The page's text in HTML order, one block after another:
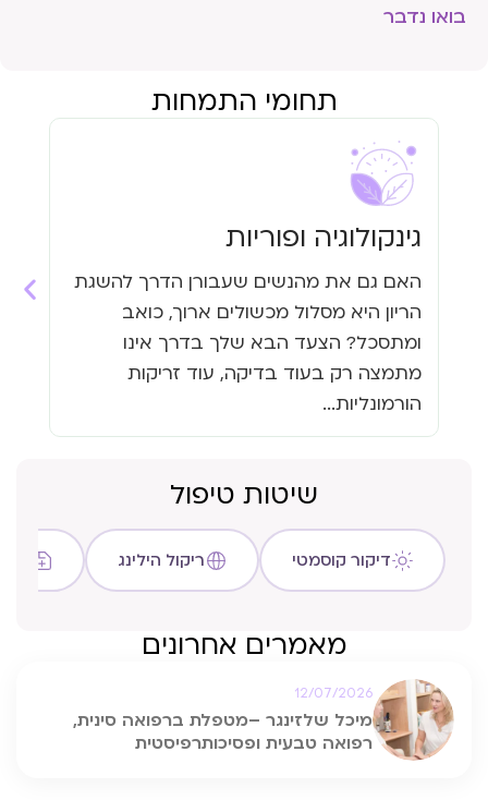
בואו נדבר
תחומי התמחות
גינקולוגיה ופוריות
האם גם את מהנשים שעבורן הדרך להשגת
הריון היא מסלול מכשולים ארוך, כואב
ומתסכל? הצעד הבא שלך בדרך אינו
מתמצה רק בעוד בדיקה, עוד זריקות
הורמונליות...
שיטות טיפול
דיקור קוסמטי ריקול הילינג
מאמרים אחרונים
מיכל שלזינגר –מטפלת ברפואה סינית,
רפואה טבעית ופסיכותרפיסטית
12/07/2026